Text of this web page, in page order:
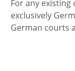
For any
exclusively
German courts